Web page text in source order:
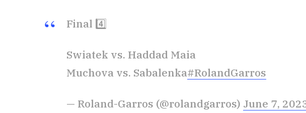
Final 4️⃣
Swiatek vs. Haddad Maia
Muchova vs. Sabalenka#RolandGarros
— Roland-Garros (@rolandgarros) June 7,